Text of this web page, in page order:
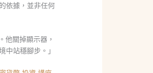
依據，並非任何
他關掉顯示器，
站穩腳步。」